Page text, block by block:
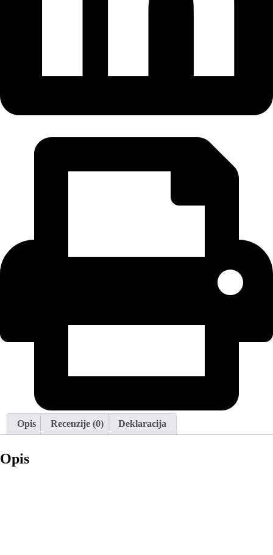
Opis Recenzije (0) Deklaracija
Opis